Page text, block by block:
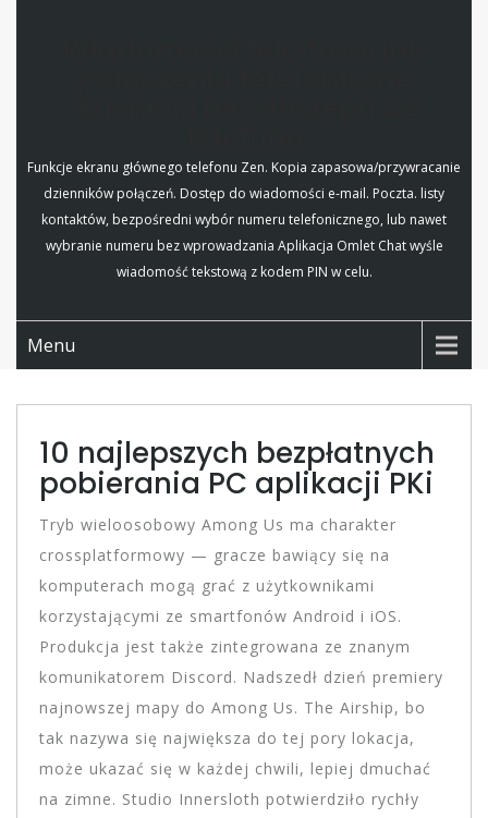
Funkcje ekranu głównego telefonu Zen. Kopia zapasowa/przywracanie
dzienników połączeń. Dostęp do wiadomości e-mail. Poczta. listy
kontaktów, bezpośredni wybór numeru telefonicznego, lub nawet
wybranie numeru bez wprowadzania Aplikacja Omlet Chat wyśle
wiadomość tekstową z kodem PIN w celu.
Menu
10 najlepszych bezpłatnych
pobierania PC aplikacji PKi
Tryb wieloosobowy Among Us ma charakter
crossplatformowy — gracze bawiący się na
komputerach mogą grać z użytkownikami
korzystającymi ze smartfonów Android i iOS.
Produkcja jest także zintegrowana ze znanym
komunikatorem Discord. Nadszedł dzień premiery
najnowszej mapy do Among Us. The Airship, bo
tak nazywa się największa do tej pory lokacja,
może ukazać się w każdej chwili, lepiej dmuchać
na zimne. Studio Innersloth potwierdziło rychły